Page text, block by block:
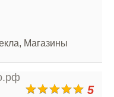
Магазины
5